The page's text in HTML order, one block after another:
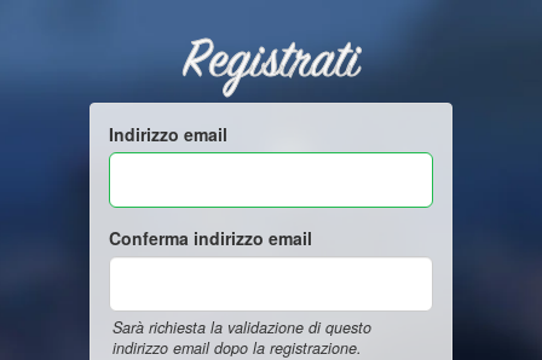
Registrati
Indirizzo email
Conferma indirizzo email
Sarà richiesta la validazione di questo
indirizzo email dopo la registrazione.